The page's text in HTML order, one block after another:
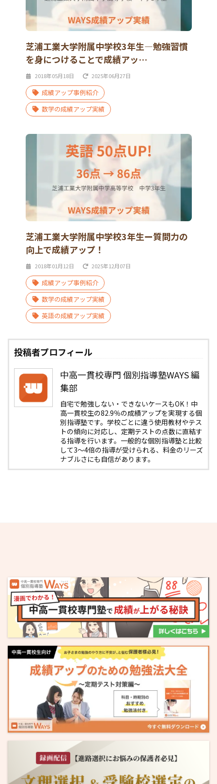
芝浦工業大学附属中学校3年生―勉強習慣
を身につけることで成績アッ…
2018年05月18日 2025年06月27日
成績アップ事例紹介
数学の成績アップ実績
芝浦工業大学附属中学校3年生ー質問力の
向上で成績アップ！
2018年01月12日 2025年12月07日
成績アップ事例紹介
数学の成績アップ実績
英語の成績アップ実績
投稿者プロフィール
中高一貫校専門 個別指導塾WAYS 編
集部
自宅で勉強しない・できないケースもOK！中
高一貫校生の82.9％の成績アップを実現する個
別指導塾です。学校ごとに違う使用教材やテス
トの傾向に対応し、定期テストの点数に直結す
る指導を行います。一般的な個別指導塾と比較
して3〜4倍の指導が受けられる、料金のリーズ
ナブルさにも自信があります。